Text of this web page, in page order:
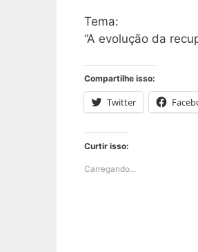
Tema:
“A evolução da
Compartilhe isso:
Twitter
Curtir isso:
Carregando...